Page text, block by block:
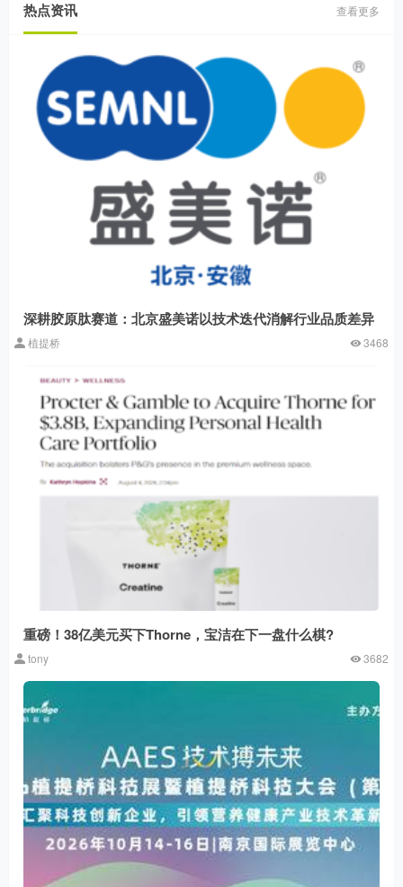
热点资讯 查看更多
深耕胶原肽赛道：北京盛美诺以技术迭代消解行业品质差异
植提桥 3468
重磅！38亿美元买下Thorne，宝洁在下一盘什么棋?
tony 3682